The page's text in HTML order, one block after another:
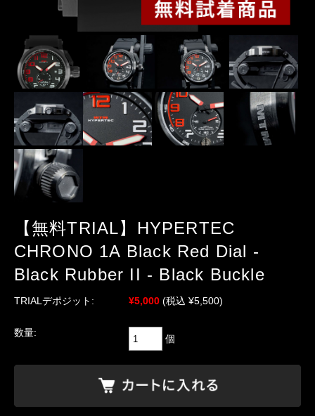
【無料TRIAL】HYPERTEC
CHRONO 1A Black Red Dial -
Black Rubber II - Black Buckle
TRIALデポジット: ¥5,000 (税込 ¥5,500)
数量:
個